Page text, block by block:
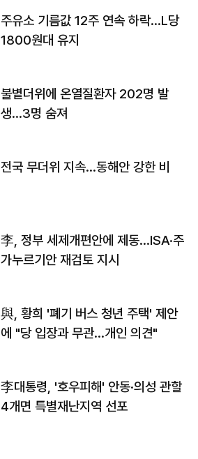
주유소 기름값 12주 연속 하락…L당
1800원대 유지
불볕더위에 온열질환자 202명 발
생…3명 숨져
전국 무더위 지속…동해안 강한 비
李, 정부 세제개편안에 제동…ISA·주
가누르기안 재검토 지시
與, 황희 '폐기 버스 청년 주택' 제안
에 "당 입장과 무관…개인 의견"
李대통령, '호우피해' 안동·의성 관할
4개면 특별재난지역 선포